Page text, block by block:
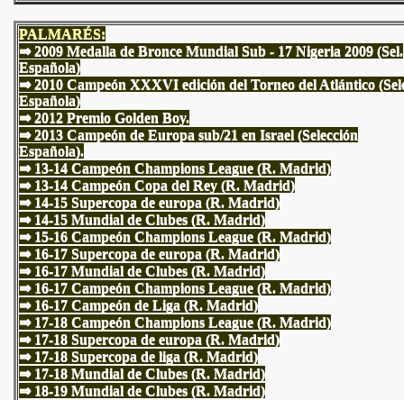
PALMARÉS:
⇒ 2009 Medalla de Bronce Mundial Sub - 17 Nigeria 2009 (Sel.
Española)
⇒ 2010 Campeón XXXVI edición del Torneo del Atlántico
Española)
⇒2012 Premio Golden Boy.
⇒ 2013 Campeón de Europa sub/21 en Israel (Selección
Española).
⇒ 13-14 Campeón Champions League (R. Madrid)
⇒ 13-14 Campeón Copa del Rey (R. Madrid)
⇒ 14-15 Supercopa de europa (R. Madrid)
⇒ 14-15 Mundial de Clubes (R. Madrid)
⇒ 15-16 Campeón Champions League (R. Madrid)
⇒ 16-17 Supercopa de europa (R. Madrid)
⇒ 16-17 Mundial de Clubes (R. Madrid)
⇒ 16-17 Campeón Champions League (R. Madrid)
⇒ 16-17 Campeón de Liga (R. Madrid)
⇒ 17-18 Campeón Champions League (R. Madrid)
⇒ 17-18 Supercopa de europa (R. Madrid)
⇒ 17-18 Supercopa de liga (R. Madrid)
⇒ 17-18 Mundial de Clubes (R. Madrid)
⇒ 18-19 Mundial de Clubes (R. Madrid)